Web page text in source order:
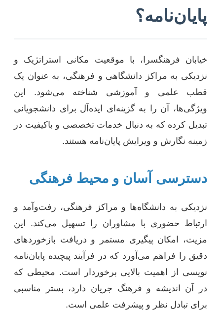
پایان‌نامه؟
خیابان فرهنگسرا، با موقعیت مکانی استراتژیک و
نزدیکی به مراکز دانشگاهی و فرهنگی، به عنوان یک
قطب علمی و آموزشی شناخته می‌شود. این
ویژگی‌ها، آن را به گزینه‌ای ایده‌آل برای دانشجویانی
تبدیل کرده که به دنبال خدمات تخصصی و باکیفیت در
زمینه نگارش و ویرایش پایان‌نامه هستند.
دسترسی آسان و محیط فرهنگی
نزدیکی به دانشگاه‌ها و مراکز فرهنگی، رفت‌و‌آمد و
ارتباط حضوری با مشاوران را تسهیل می‌کند. این
مزیت، امکان پیگیری مستمر و دریافت بازخوردهای
دقیق را فراهم می‌آورد که در فرآیند پیچیده پایان‌نامه
نویسی از اهمیت بالایی برخوردار است. محیطی که
در آن اندیشه و فرهنگ جریان دارد، بستر مناسبی
برای تبادل نظر و پیشرفت علمی است.